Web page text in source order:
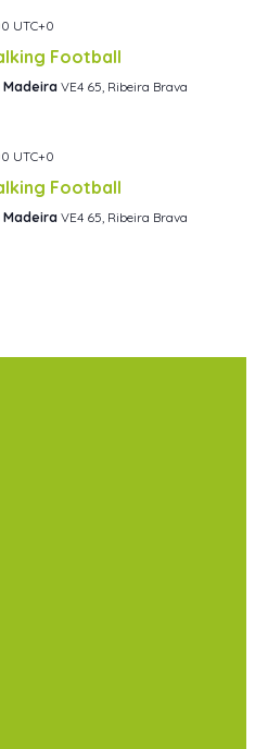
UTC+0
Football
VE4 65, Ribeira Brava
UTC+0
Football
VE4 65, Ribeira Brava